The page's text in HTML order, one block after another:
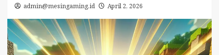
admin@mesingaming.id April 2, 2026